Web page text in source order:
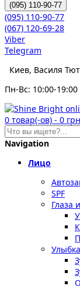
(095) 110-90-77
(095) 110-90-77
(067) 120-69-28
Viber
Telegram
Киев, Василя
Пн-Вс: 10:00-19:00
0 товар(-ов) - 0 грн
Navigation
Лицо
SPF
Глаза
Улыбка